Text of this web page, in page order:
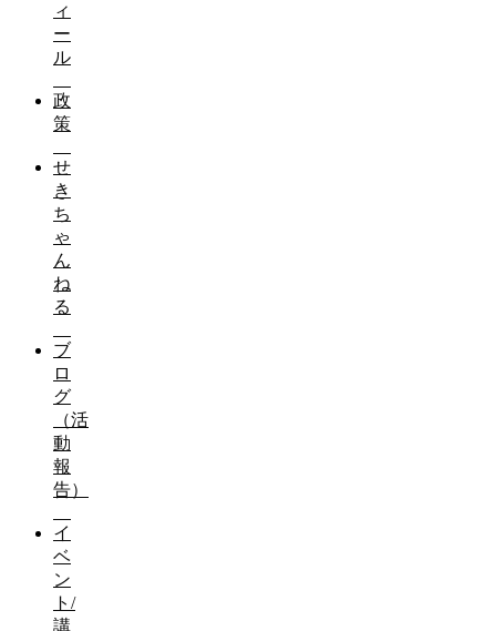
ィ
ー
ル
政
策
せ
き
ち
ゃ
ん
ね
る
ブ
ロ
グ
（活
動
報
告）
イ
ベ
ン
ト/
講